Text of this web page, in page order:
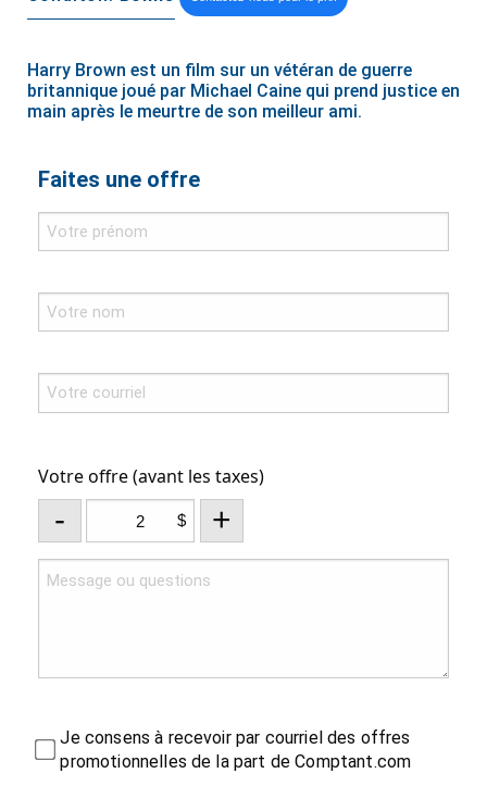
Harry Brown est un film sur un vétéran de guerre
britannique joué par Michael Caine qui prend justice en
main après le meurtre de son meilleur ami.
Faites une offre
Votre offre (avant les taxes)
- $ +
Je consens à recevoir par courriel des offres
promotionnelles de la part de Comptant.com